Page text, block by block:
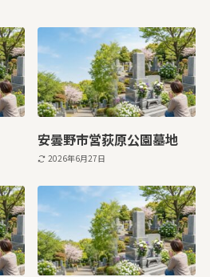
安曇野市営荻原公園墓地
2026年6月27日